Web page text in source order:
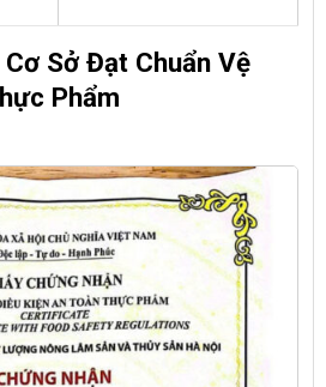
Sở Đạt Chuẩn Vệ
Phẩm